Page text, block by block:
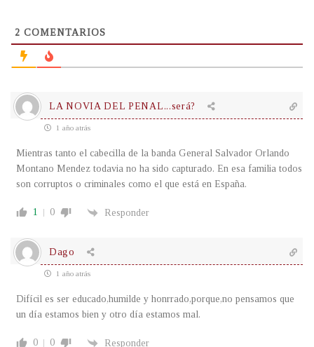
2 COMENTARIOS
LA NOVIA DEL PENAL...será?
1 año atrás
Mientras tanto el cabecilla de la banda General Salvador Orlando
Montano Mendez todavia no ha sido capturado. En esa familia todos
son corruptos o criminales como el que está en España.
1 0 Responder
Dago
1 año atrás
Difícil es ser educado,humilde y honrrado,porque,no pensamos que
un día estamos bien y otro día estamos mal.
0 0 Responder